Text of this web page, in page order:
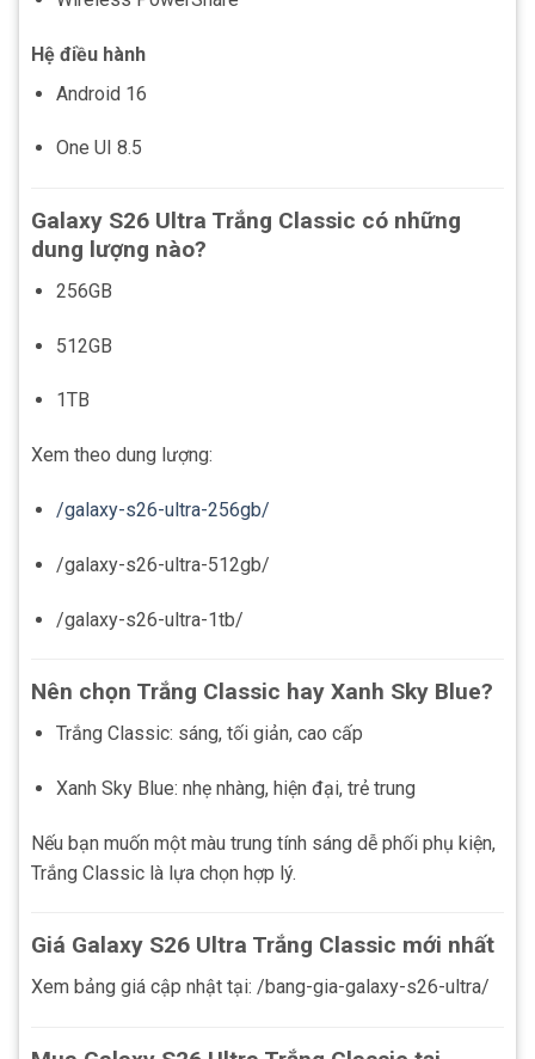
Hệ điều hành
Android 16
One UI 8.5
Galaxy S26 Ultra Trắng Classic có những
dung lượng nào?
256GB
512GB
1TB
Xem theo dung lượng:
/galaxy-s26-ultra-256gb/
/galaxy-s26-ultra-512gb/
/galaxy-s26-ultra-1tb/
Nên chọn Trắng Classic hay Xanh Sky Blue?
Trắng Classic: sáng, tối giản, cao cấp
Xanh Sky Blue: nhẹ nhàng, hiện đại, trẻ trung
Nếu bạn muốn một màu trung tính sáng dễ phối phụ kiện,
Trắng Classic là lựa chọn hợp lý.
Giá Galaxy S26 Ultra Trắng Classic mới nhất
Xem bảng giá cập nhật tại: /bang-gia-galaxy-s26-ultra/